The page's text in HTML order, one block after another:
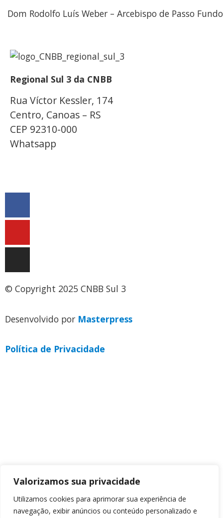
Valorizamos sua privacidade
Utilizamos cookies para aprimorar sua experiência de
navegação, exibir anúncios ou conteúdo personalizado e
Dom Rodolfo Luís Weber – Arcebispo de Passo Fundo
Regional Sul 3 da CNBB
Rua Víctor Kessler, 174
Centro, Canoas – RS
CEP 92310-000
Whatsapp
© Copyright 2025 CNBB Sul 3
Desenvolvido por Masterpress
Política de Privacidade